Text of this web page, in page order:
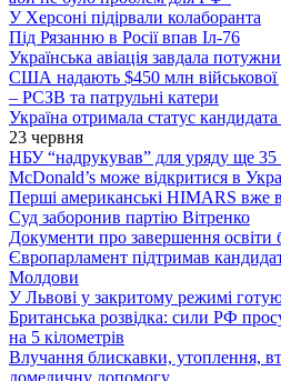
У Херсоні підірвали колаборанта
Під Рязанню в Росії впав Іл-76
Українська авіація завдала
США надають $450 млн військової
– РСЗВ та патрульні катери
Україна отримала статус
23 червня
НБУ “надрукував” для уряду ще 35
McDonald’s може відкритися в
Перші американські HIMARS вже в
Суд заборонив партію Вітренко
Документи про завершення освіти
Європарламент підтримав
Молдови
У Львові у закритому режимі
Британська розвідка: сили РФ
на 5 кілометрів
Влучання блискавки, утоплення,